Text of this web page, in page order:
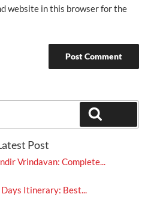
website in this browser for the
Post
Vrindavan: Complete...
Itinerary: Best...